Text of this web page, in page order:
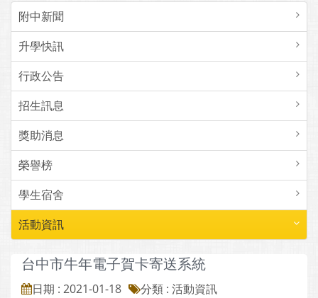
附中新聞
升學快訊
行政公告
招生訊息
獎助消息
榮譽榜
學生宿舍
活動資訊
台中市牛年電子賀卡寄送系統
日期 : 2021-01-18
分類 : 活動資訊